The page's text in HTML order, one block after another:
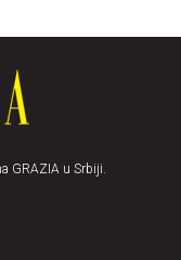
GRAZIA u Srbiji.